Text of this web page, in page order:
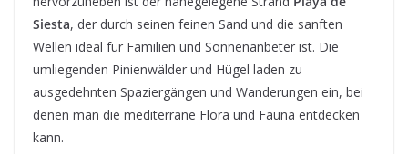
Siesta, der durch seinen feinen Sand und die sanften
Wellen ideal für Familien und Sonnenanbeter ist. Die
umliegenden Pinienwälder und Hügel laden zu
ausgedehnten Spaziergängen und Wanderungen ein, bei
denen man die mediterrane Flora und Fauna entdecken
kann.